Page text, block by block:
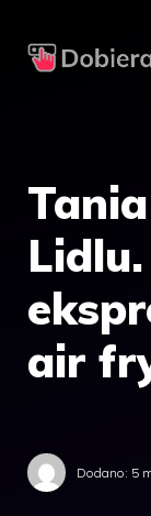
air
Dodano: 5